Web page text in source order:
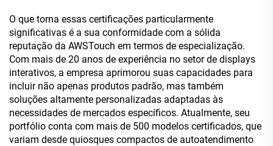
O que torna essas certificações particularmente
significativas é a sua conformidade com a sólida
reputação da AWSTouch em termos de especialização.
Com mais de 20 anos de experiência no setor de displays
interativos, a empresa aprimorou suas capacidades para
incluir não apenas produtos padrão, mas também
soluções altamente personalizadas adaptadas às
necessidades de mercados específicos. Atualmente, seu
portfólio conta com mais de 500 modelos certificados, que
variam desde quiosques compactos de autoatendimento